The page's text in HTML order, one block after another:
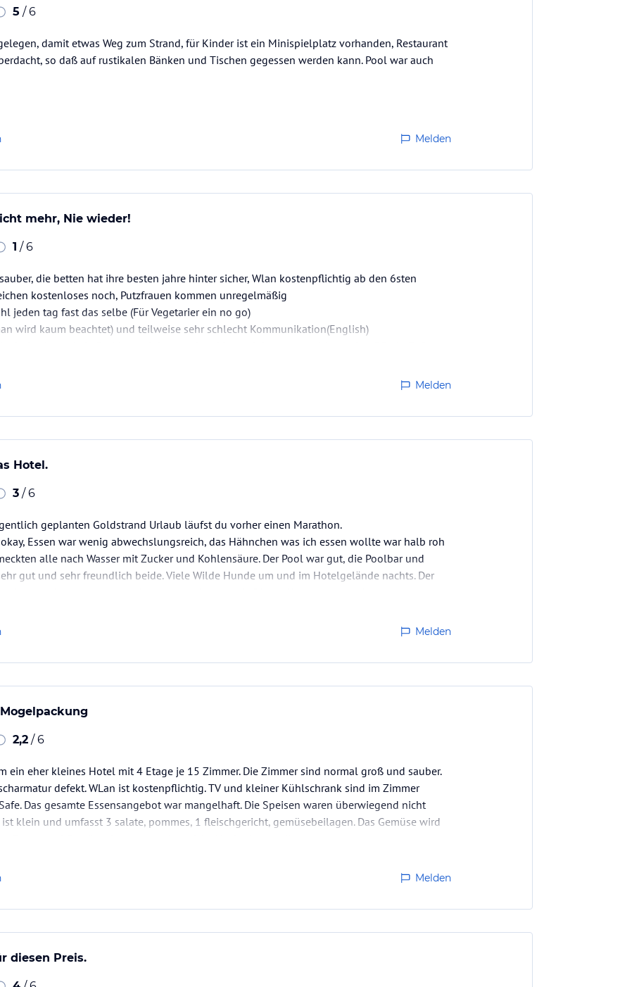
5 / 6
damit etwas Weg zum Strand, für Kinder ist ein Minispielplatz vorhanden, Restaurant
so daß auf rustikalen Bänken und Tischen gegessen werden kann. Pool war auch
Melden
mehr, Nie wieder!
1 / 6
die betten hat ihre besten jahre hinter sicher, Wlan kostenpflichtig ab den 6sten
kostenloses noch, Putzfrauen kommen unregelmäßig
jeden tag fast das selbe (Für Vegetarier ein no go)
wird kaum beachtet) und teilweise sehr schlecht Kommunikation(English)
sauber,…
Melden
Hotel.
3 / 6
geplanten Goldstrand Urlaub läufst du vorher einen Marathon.
Essen war wenig abwechslungsreich, das Hähnchen was ich essen wollte war halb roh
alle nach Wasser mit Zucker und Kohlensäure. Der Pool war gut, die Poolbar und
gut und sehr freundlich beide. Viele Wilde Hunde um und im Hotelgelände nachts. Der
Melden
2,2 / 6
ein eher kleines Hotel mit 4 Etage je 15 Zimmer. Die Zimmer sind normal groß und sauber.
defekt. WLan ist kostenpflichtig. TV und kleiner Kühlschrank sind im Zimmer
Das gesamte Essensangebot war mangelhaft. Die Speisen waren überwiegend nicht
klein und umfasst 3 salate, pommes, 1 fleischgericht, gemüsebeilagen. Das Gemüse wird
Melden
diesen Preis.